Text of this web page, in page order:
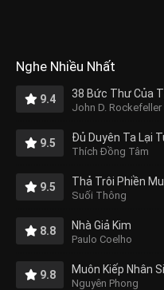
Nghe Nhiều Nhất
9.4 38 Bức Thư Của
John D. Rockefeller
9.5 Đủ Duyên Ta Lại
Thích Đồng Tâm
9.5 Thả Trôi Phiền
Suối Thông
8.8 Nhà Giả Kim
Paulo Coelho
9.8 Muôn Kiếp Nhân
Nguyên Phong